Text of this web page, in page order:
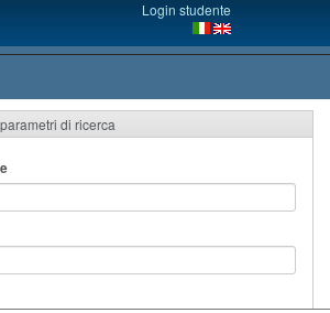
Login studente
di ricerca